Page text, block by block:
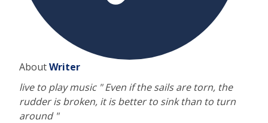
AboutWriter
live to play music " Even if the sails are torn, the
rudder is broken, it is better to sink than to turn
around "